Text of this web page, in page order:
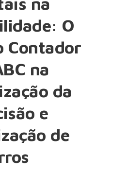
O
Contador
na
da
e
de